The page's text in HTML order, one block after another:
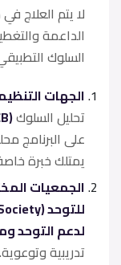
لا يتم العلاج
الداعمة
السلوك
الجهات
تحليل السلوك(QABA/BAO/BACB)
على البرنامج
يمتلك خبرة
الجمعيات
للتوحد (Autism Society)
لدعم التوحد
تدريبية وتوعوية.